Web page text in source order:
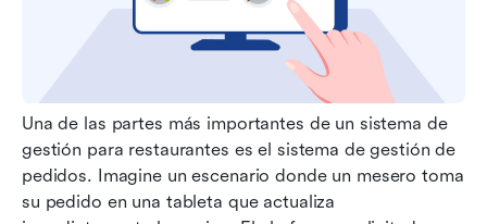
Una de las partes más importantes de un sistema de
gestión para restaurantes es el sistema de gestión de
pedidos. Imagine un escenario donde un mesero toma
su pedido en una tableta que actualiza